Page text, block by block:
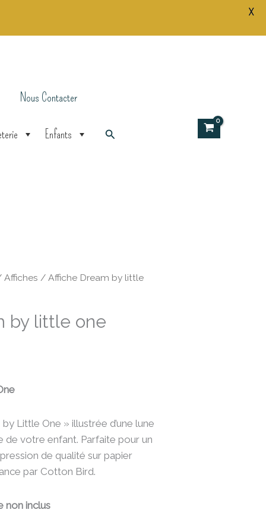
Nous Contacter
Enfants Rechercher
Affiches / Affiche Dream by little
by little one
Little One » illustrée d’une lune
de votre enfant. Parfaite pour un
de qualité sur papier
par Cotton Bird.
non inclus
X